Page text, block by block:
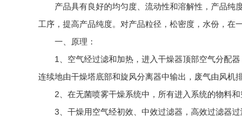
产品具有良好的均匀度、流动性和溶解性，产品纯度
工序，提高产品纯度。对产品粒径，松密度，水份，在
一、原理：
1、空气经过滤和加热，进入干燥器顶部空气分配器
连续地由干燥塔底部和旋风分离器中输出，废气由风机排
2、在无菌喷雾干燥系统中，所有进入系统的物料和
3、干燥用空气经初效、中效过滤器，高效过滤器过